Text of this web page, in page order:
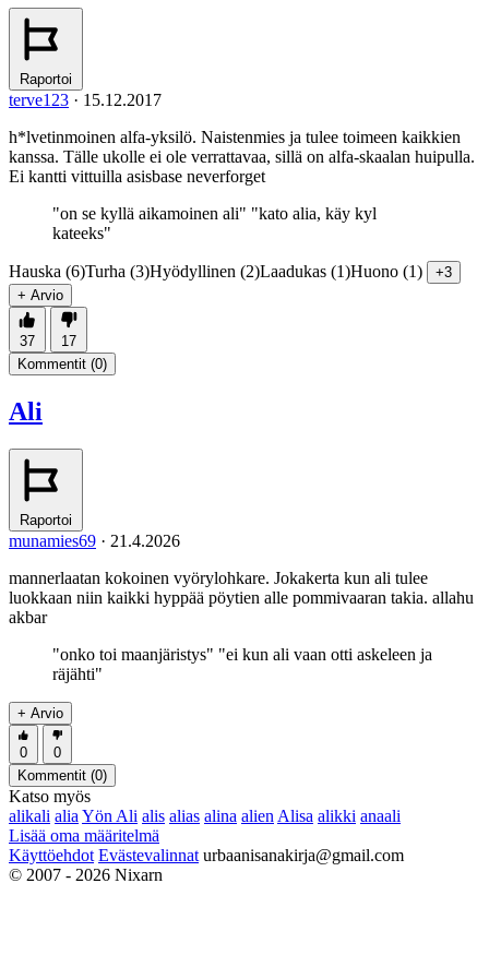
Raportoi
terve123 · 15.12.2017
h*lvetinmoinen alfa-yksilö. Naistenmies ja tulee toimeen kaikkien
kanssa. Tälle ukolle ei ole verrattavaa, sillä on alfa-skaalan huipulla.
Ei kantti vittuilla asisbase neverforget
"on se kyllä aikamoinen ali" "kato alia, käy kyl
kateeks"
Hauska (6)Turha (3)Hyödyllinen (2)Laadukas (1)Huono (1)
+3
+ Arvio
37
17
Kommentit (0)
Ali
Raportoi
munamies69 · 21.4.2026
mannerlaatan kokoinen vyörylohkare. Jokakerta kun ali tulee
luokkaan niin kaikki hyppää pöytien alle pommivaaran takia. allahu
akbar
"onko toi maanjäristys" "ei kun ali vaan otti askeleen ja
räjähti"
+ Arvio
0
0
Kommentit (0)
Katso myös
alikali alia Yön Ali alis alias alina alien Alisa alikki anaali
Lisää oma määritelmä
Käyttöehdot Evästevalinnat urbaanisanakirja@gmail.com
© 2007 - 2026 Nixarn